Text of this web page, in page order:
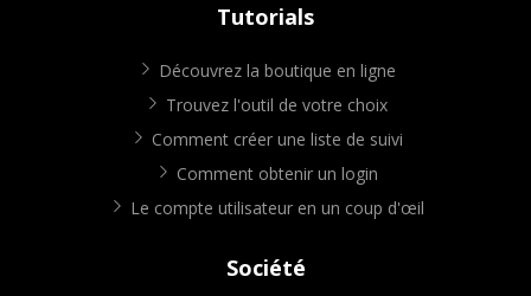
Tutorials
Découvrez la boutique en ligne
Trouvez l'outil de votre choix
Comment créer une liste de suivi
Comment obtenir un login
Le compte utilisateur en un coup d'œil
Société